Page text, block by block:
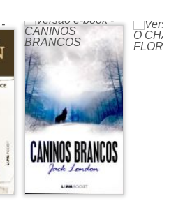
X 1,9 cm
2024
do absimo,O chamado da
Radiosa aurora...
opinar sobre este livro